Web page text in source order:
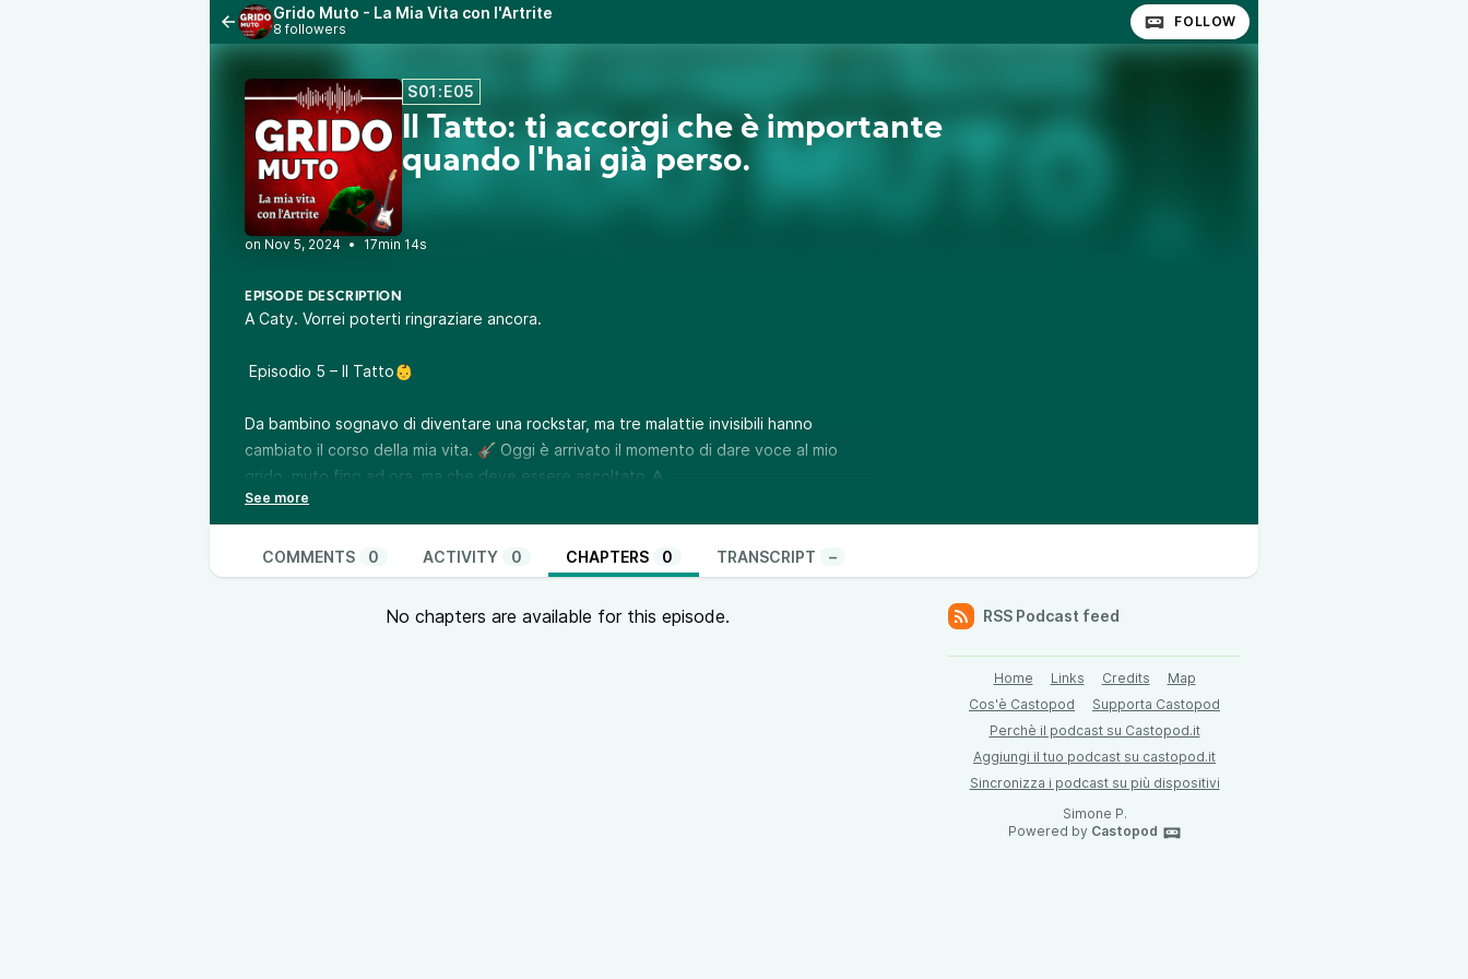
Grido Muto - La Mia Vita con l'Artrite
8 followers FOLLOW
S01:E05
Il Tatto: ti accorgi che è importante
quando l'hai già perso.
• 17min 14s
EPISODE DESCRIPTION
A Caty. Vorrei poterti ringraziare ancora.
Episodio 5 – Il Tatto👶
Da bambino sognavo di diventare una rockstar, ma tre malattie invisibili hanno
cambiato il corso della mia vita. 🎸 Oggi è arrivato il momento di dare voce al mio
grido, muto fino ad ora, ma che deve essere ascoltato.⚠️
Questa è la storia di chi ha perso tutto, ma ogni giorno trova nuovi modi per resistere
e farcela 💪, in una società che spesso ignora i malati invisibili.🖐
In questo episodio parliamo di come la malattia ha trasformato il mio senso del tatto,
COMMENTS 0 ACTIVITY 0 CHAPTERS 0 TRANSCRIPT –
No chapters are available for this episode. RSS Podcast feed
Home Links Credits
Map
Cos'è Castopod
Supporta Castopod
Perchè il podcast su Castopod.it
Aggiungi il tuo podcast su castopod.it
Sincronizza i podcast su più dispositivi
Simone P.
Powered by Castopod